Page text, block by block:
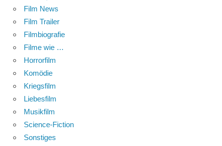
Film News
Film Trailer
Filmbiografie
Filme wie …
Horrorfilm
Komödie
Kriegsfilm
Liebesfilm
Musikfilm
Science-Fiction
Sonstiges